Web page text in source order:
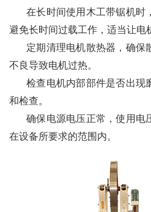
在长时间使用木工带锯机时
避免长时间过载工作，适当让电
定期清理电机散热器，确保
不良导致电机过热。
检查电机内部部件是否出现
和检查。
确保电源电压正常，使用电
在设备所要求的范围内。